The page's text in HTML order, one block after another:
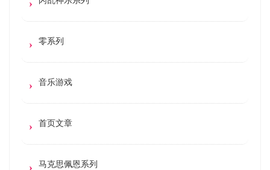
零系列
音乐游戏
首页文章
马克思佩恩系列